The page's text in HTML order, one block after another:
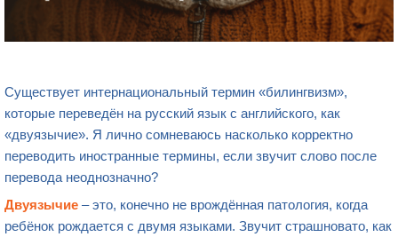
Существует интернациональный термин «билингвизм»,
которые переведён на русский язык с английского, как
«двуязычие». Я лично сомневаюсь насколько корректно
переводить иностранные термины, если звучит слово после
перевода неоднозначно?
Двуязычие – это, конечно не врождённая патология, когда
ребёнок рождается с двумя языками. Звучит страшновато, как